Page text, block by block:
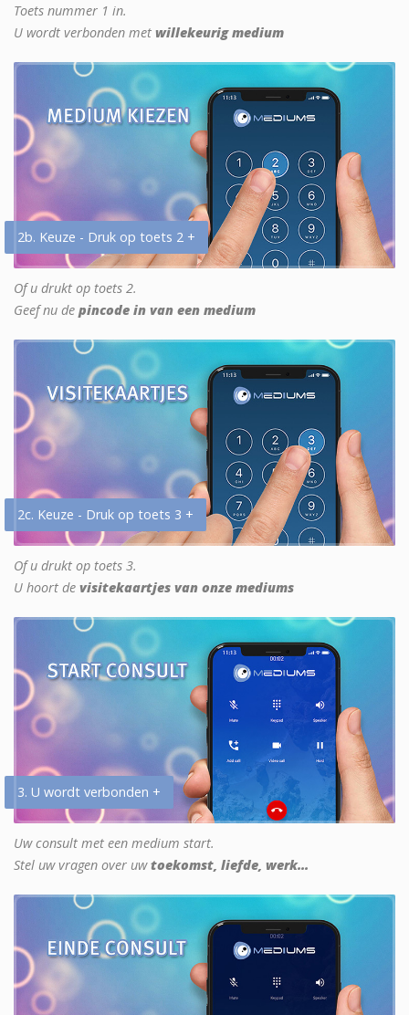
Toets nummer 1 in.
U wordt verbonden met willekeurig medium
2b. Keuze - Druk op toets 2 +
Of u drukt op toets 2.
Geef nu de pincode in van een medium
2c. Keuze - Druk op toets 3 +
Of u drukt op toets 3.
U hoort de visitekaartjes van onze mediums
3. U wordt verbonden +
Uw consult met een medium start.
Stel uw vragen over uwtoekomst, liefde, werk...